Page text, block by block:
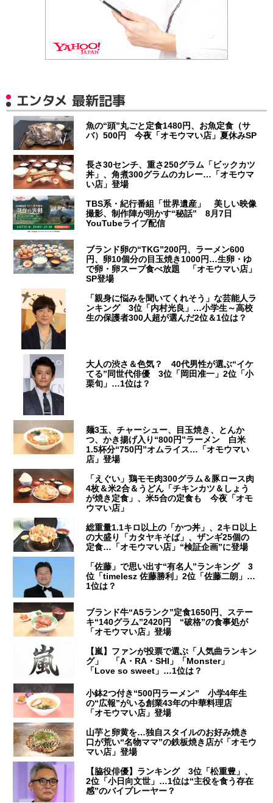
エンタメ 最新記事
魚の“頭”丸ごと定食1480円、お魚定食（サ
バ）500円 今夜「オモウマい店」夏休みSP
長さ30センチ、重さ250グラム「ビックカツ
丼」、角煮300グラムのカレー…「オモウマ
い店」登場
TBS系・紀行番組「世界遺産」 美しい映像
撮影、制作陣が明かす“秘話” 8月7日
YouTubeライブ配信
ブランド卵の“TKG”200円、ラーメン600
円、卵10個分の目玉焼き1000円…生卵・ゆ
で卵・卵スープ食べ放題 「オモウマい店」
SP登場
「親身に悩みを聞いてくれそう」な芸能人ラ
ンキング 3位「内村光良」…小学生～高校
生の保護者300人超が選んだ2位＆1位は？
大人の渋さ＆色気？ 40代男性が選ぶ“イケ
てる”同世代俳優 3位「岡田准一」2位「小
栗旬」…1位は？
麺3玉、チャーシュー、目玉焼き、とんか
つ、かき揚げ入り“800円”ラーメン 白米
1.5杯分“750円”オムライス…「オモウマい
店」登場
「えぐい」鶏モモ肉300グラム＆豚ロース肉
4枚＆米2合＆うどん「チキンカツ＆しょう
が焼き定食」、米5合の定食も 今夜「オモ
ウマい店」
総重量1.1キロ以上の「かつ丼」、2キロ以上
の大盛り「カタヤキそば」、ザンギ25個の
定食…「オモウマい店」“検証企画”に登場
「佐藤」で思い出す“有名人”ランキング 3
位「timelesz 佐藤勝利」2位「佐藤二朗」…
1位は？
ブランド牛“A5ランク”定食1650円、ステー
キ“140グラム”2420円 “破格”の食事処が
「オモウマい店」登場
【嵐】ファンが投票で選ぶ「人気曲ランキン
グ」 「A・RA・SHI」「Monster」
「Love so sweet」…1位は？
小鉢2つ付き“500円ラーメン” 小学4年生
の“広報”がいる創業43年の中華料理店
「オモウマい店」登場
山芋と卵黄を…独自スタイルのお好み焼き
口が荒い“名物ママ”の鉄板焼き店が「オモウ
マい店」登場
【脇役俳優】ランキング 3位「松重豊」、
2位「小日向文世」…1位は“主役を食う存在
感”のバイプレーヤー？